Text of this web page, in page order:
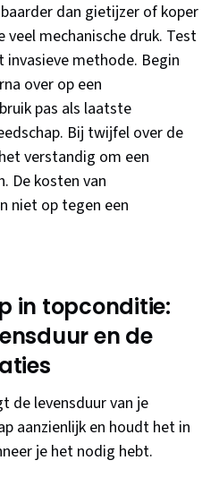
dan gietijzer of koper
veel mechanische druk. Test
methode. Begin
over op een
pas als laatste
Bij twijfel over de
verstandig om een
De kosten van
niet op tegen een
in topconditie:
en de
de levensduur van je
aanzienlijk en houdt het in
je het nodig hebt.